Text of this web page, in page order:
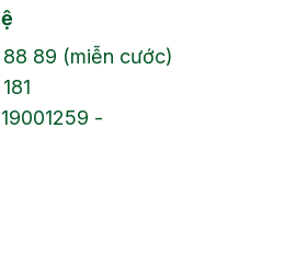
89 (miễn cước)
-